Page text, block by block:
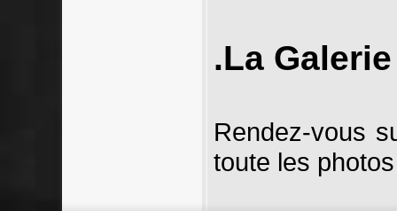
.La
Rendez-vous
toute les